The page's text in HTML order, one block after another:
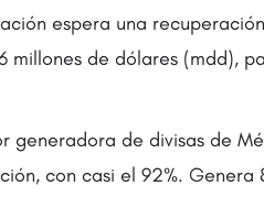
espera una
millones de dólares (mdd),
generadora de divisas de
con casi el 92%. Genera